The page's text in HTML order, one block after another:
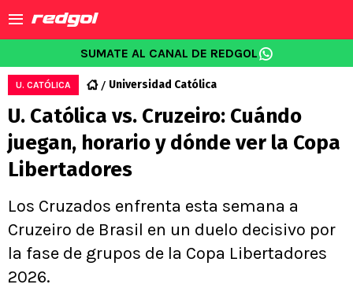
SUMATE AL CANAL DE REDGOL
U. CATÓLICA Universidad Católica
U. Católica vs. Cruzeiro: Cuándo
juegan, horario y dónde ver la Copa
Libertadores
Los Cruzados enfrenta esta semana a
Cruzeiro de Brasil en un duelo decisivo por
la fase de grupos de la Copa Libertadores
2026.